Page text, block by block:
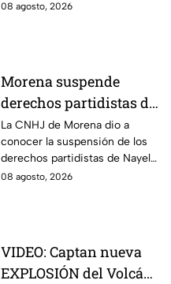
Morena calla
Palestina con baches; sin
08 agosto, 2026
Morena suspende
derechos partidistas de
Nayeli Salvatori y
Graciela Palomares
tras dichos contra
adultos mayores
La CNHJ de Morena dio a
conocer la suspensión de los
derechos partidistas de Nayeli
Salvatori y Graciela Palomares
08 agosto, 2026
VIDEO: Captan nueva
EXPLOSIÓN del Volcán